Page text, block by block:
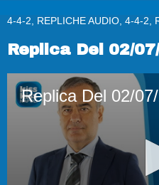
4-4-2, REPLICHE AUDIO, 4-4-2,
Replica Del 02/
Replica Del 02/